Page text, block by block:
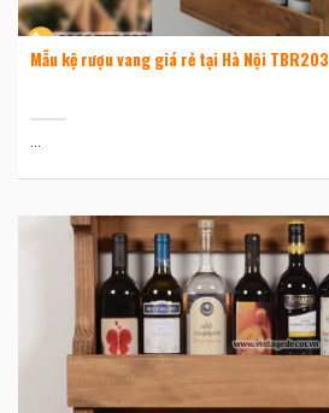
Mẫu kệ rượu vang giá rẻ tại Hà Nội TBR203